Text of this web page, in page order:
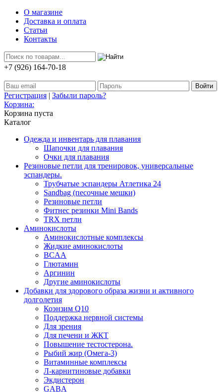
О магазине
Доставка и оплата
Статьи
Контакты
+7 (926) 164-70-18
Регистрация | Забыли пароль?
Корзина:
Корзина пуста
Каталог
Одежда и инвентарь для плавания
Шапочки для плавания
Очки для плавания
Резиновые петли для тренировок, универсальные
эспандеры.
Трубчатые эспандеры Атлетика 24
Sandbag (песочные мешки)
Резиновые петли
Фитнес резинки Mini Bands
TRX петли
Аминокислоты
Аминокислотные комплексы
Жидкие аминокислоты
BCAA
Глютамин
Аргинин
Другие аминокислоты
Добавки для здорового образа жизни и активного
долголетия
Коэнзим Q10
Поддержка нервной системы
Для зрения
Для печени и ЖКТ
Повышение тестостерона.
Рыбий жир (Омега-3)
Витаминные комплексы
Л-карнитиновые добавки
Экдистерон
GABA